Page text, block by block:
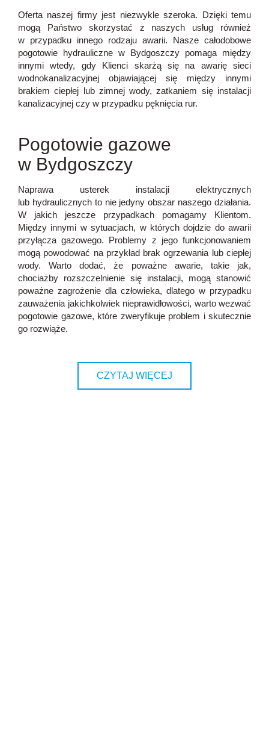
Oferta naszej firmy jest niezwykle szeroka. Dzięki temu
mogą Państwo skorzystać z naszych usług również
w przypadku innego rodzaju awarii. Nasze całodobowe
pogotowie hydrauliczne w Bydgoszczy pomaga między
innymi wtedy, gdy Klienci skarżą się na awarię sieci
wodnokanalizacyjnej objawiającej się między innymi
brakiem ciepłej lub zimnej wody, zatkaniem się instalacji
kanalizacyjnej czy w przypadku pęknięcia rur.
Pogotowie gazowe
w Bydgoszczy
Naprawa usterek instalacji elektrycznych
lub hydraulicznych to nie jedyny obszar naszego działania.
W jakich jeszcze przypadkach pomagamy Klientom.
Między innymi w sytuacjach, w których dojdzie do awarii
przyłącza gazowego. Problemy z jego funkcjonowaniem
mogą powodować na przykład brak ogrzewania lub ciepłej
wody. Warto dodać, że poważne awarie, takie jak,
chociażby rozszczelnienie się instalacji, mogą stanowić
poważne zagrożenie dla człowieka, dlatego w przypadku
zauważenia jakichkolwiek nieprawidłowości, warto wezwać
pogotowie gazowe, które zweryfikuje problem i skutecznie
go rozwiąże.
CZYTAJ WIĘCEJ